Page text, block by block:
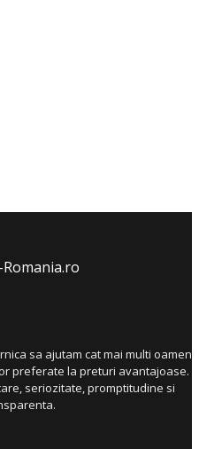
sa ajutam cat mai multi oameni
preferate la preturi avantajoase.
seriozitate, promptitudine si